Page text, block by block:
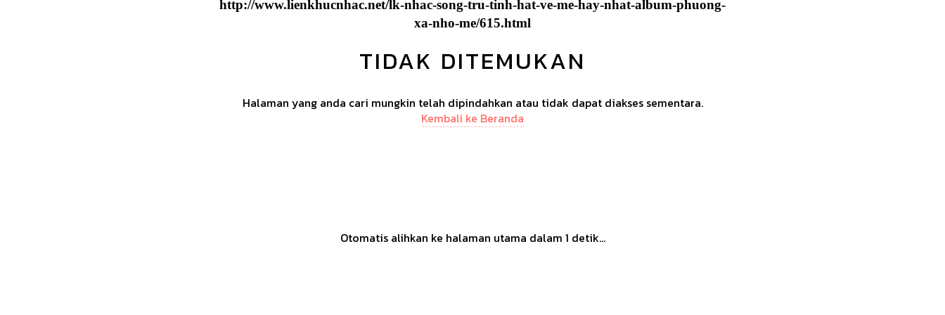
http://www.lienkhucnhac.net/lk-nhac-song-tru-tinh-hat-ve-me-hay-nhat-album-phuong-
xa-nho-me/615.html
TIDAK DITEMUKAN
Halaman yang anda cari mungkin telah dipindahkan atau tidak dapat diakses sementara.
Kembali ke Beranda
Otomatis alihkan ke halaman utama dalam 1 detik...